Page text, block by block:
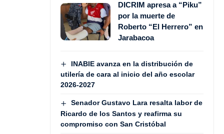
DICRIM apresa a “Piku”
por la muerte de
Roberto “El Herrero” en
Jarabacoa
INABIE avanza en la distribución de
utilería de cara al inicio del año escolar
2026-2027
Senador Gustavo Lara resalta labor de
Ricardo de los Santos y reafirma su
compromiso con San Cristóbal